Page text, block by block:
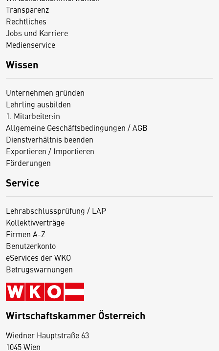
Transparenz
Rechtliches
Jobs und Karriere
Medienservice
Wissen
Unternehmen gründen
Lehrling ausbilden
1. Mitarbeiter:in
Allgemeine Geschäftsbedingungen / AGB
Dienstverhältnis beenden
Exportieren / Importieren
Förderungen
Service
Lehrabschlussprüfung / LAP
Kollektivverträge
Firmen A-Z
Benutzerkonto
eServices der WKO
Betrugswarnungen
Wirtschaftskammer Österreich
Wiedner Hauptstraße 63
1045 Wien
D